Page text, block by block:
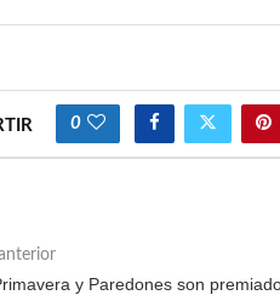
0
y Paredones son